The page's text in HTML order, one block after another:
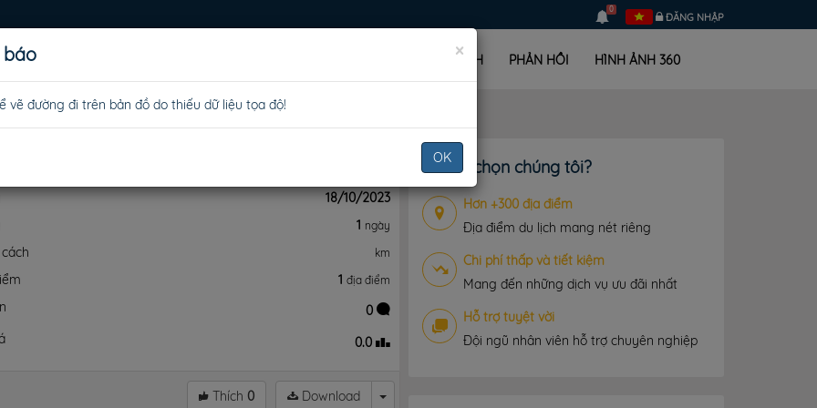
0
ĐĂNG NHẬP
LƯU TRÚ LỊCH TRÌNH PHẢN HỒI HÌNH ẢNH 360
18/10/2023
1 ngày
km
1 địa điểm
0
0.0
Download
Thích 0
Vì sao chọn chúng tôi?
Hơn +300 địa điểm
Địa điểm du lịch mang nét riêng
Chi phí thấp và tiết kiệm
Mang đến những dịch vụ ưu đãi nhất
Hỗ trợ tuyệt vời
Đội ngũ nhân viên hỗ trợ chuyên nghiệp
×
báo
vẽ đường đi trên bản đồ do thiếu dữ liệu tọa độ!
OK